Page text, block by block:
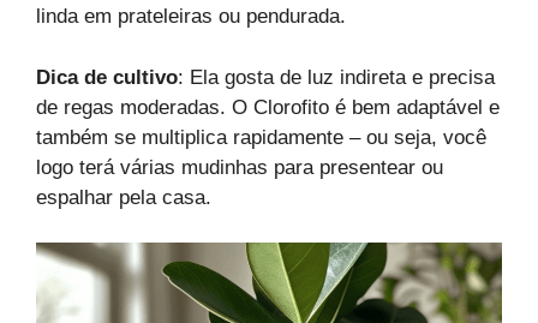
linda em prateleiras ou pendurada.
Dica de cultivo: Ela gosta de luz indireta e precisa
de regas moderadas. O Clorofito é bem adaptável e
também se multiplica rapidamente – ou seja, você
logo terá várias mudinhas para presentear ou
espalhar pela casa.